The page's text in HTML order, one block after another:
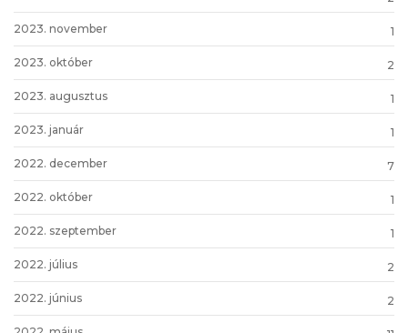
2023. november 1
2023. október 2
2023. augusztus 1
2023. január 1
2022. december 7
2022. október 1
2022. szeptember 1
2022. július 2
2022. június 2